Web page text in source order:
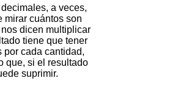
a veces,
mirar cuántos son
dicen multiplicar
tiene que tener
por cada cantidad,
que, si el resultado
suprimir.